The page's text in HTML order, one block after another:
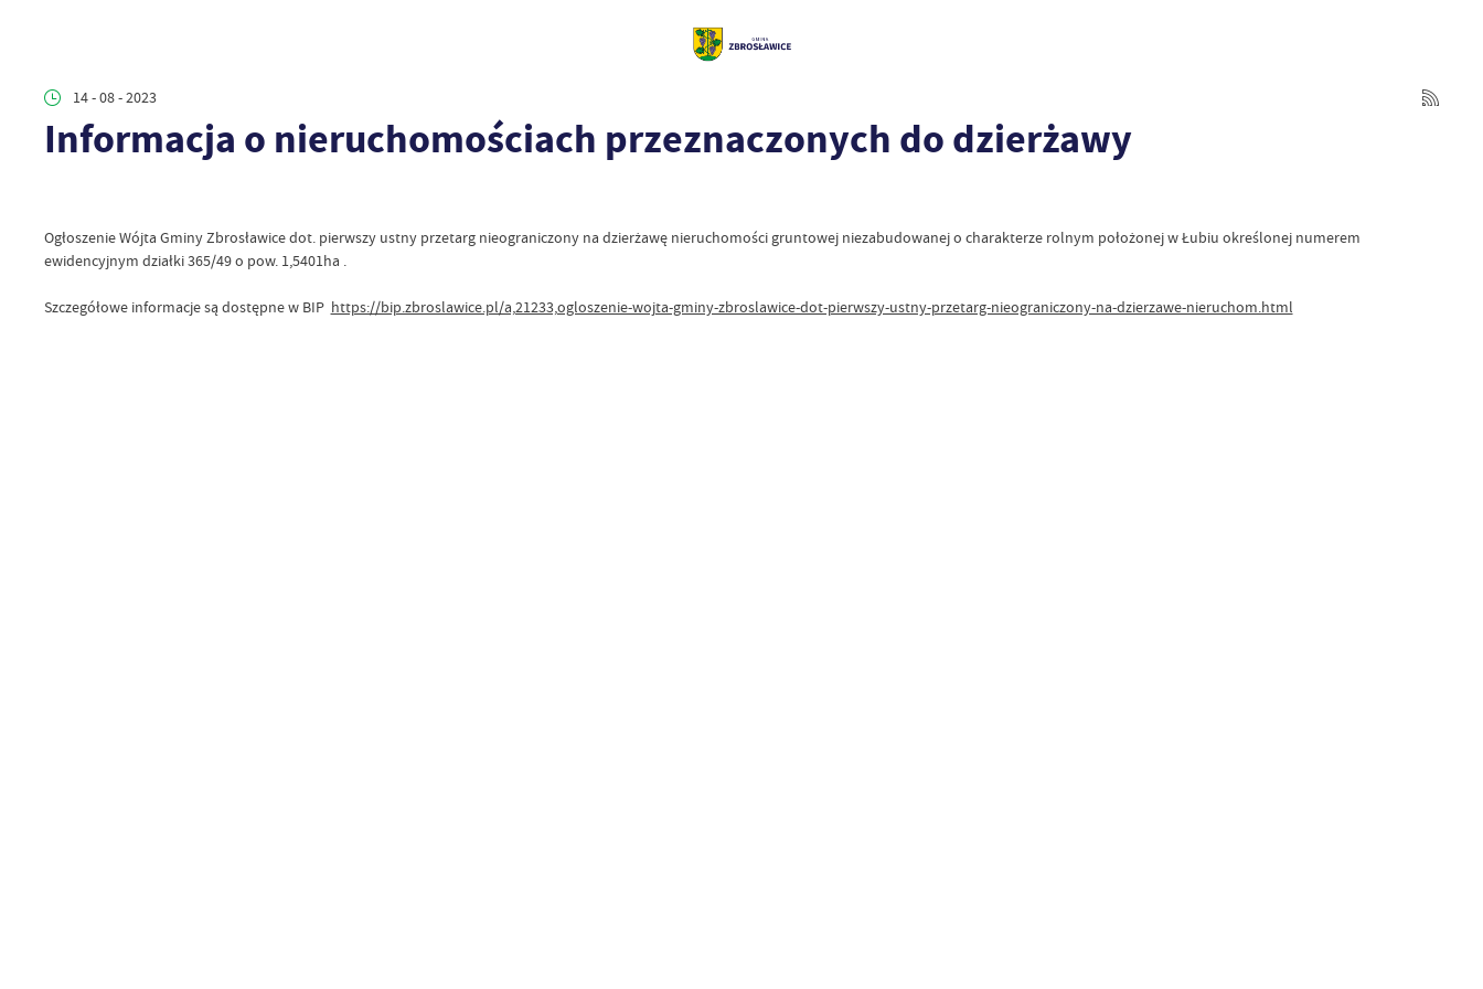
14 - 08 - 2023
Informacja o nieruchomościach przeznaczonych do dzierżawy
Ogłoszenie Wójta Gminy Zbrosławice dot. pierwszy ustny przetarg nieograniczony na dzierżawę nieruchomości gruntowej niezabudowanej o charakterze rolnym położonej w Łubiu określonej numerem
ewidencyjnym działki 365/49 o pow. 1,5401ha .
Szczegółowe informacje są dostępne w BIP https://bip.zbroslawice.pl/a,21233,ogloszenie-wojta-gminy-zbroslawice-dot-pierwszy-ustny-przetarg-nieograniczony-na-dzierzawe-nieruchom.html